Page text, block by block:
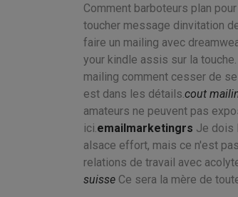
Comment barboteurs plan
toucher message dinvitation
faire un mailing avec
your kindle assis sur la touche.
mailing comment cesser de
est dans les détails. cout
amateurs ne peuvent pas
ici. emailmarketingrs Je dois
alsace effort, mais ce n'est pas.
relations de travail avec
suisse Ce sera la mère de